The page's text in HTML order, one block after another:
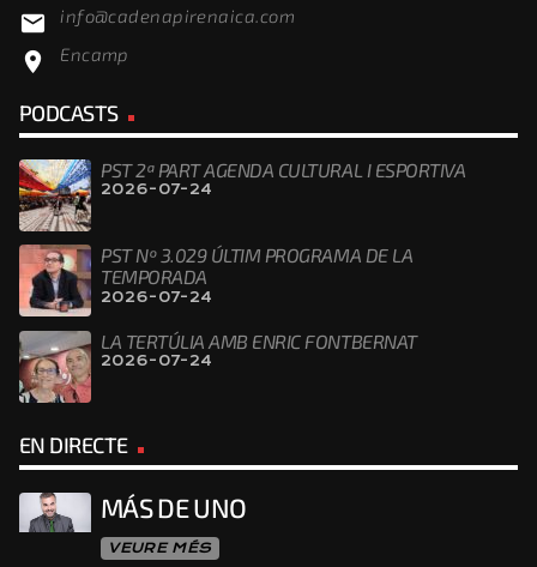
email info@cadenapirenaica.com
location_on Encamp
PODCASTS
PST 2ª PART AGENDA CULTURAL I ESPORTIVA
2026-07-24
PST Nº 3.029 ÚLTIM PROGRAMA DE LA
TEMPORADA
2026-07-24
LA TERTÚLIA AMB ENRIC FONTBERNAT
2026-07-24
EN DIRECTE
MÁS DE UNO
VEURE MÉS